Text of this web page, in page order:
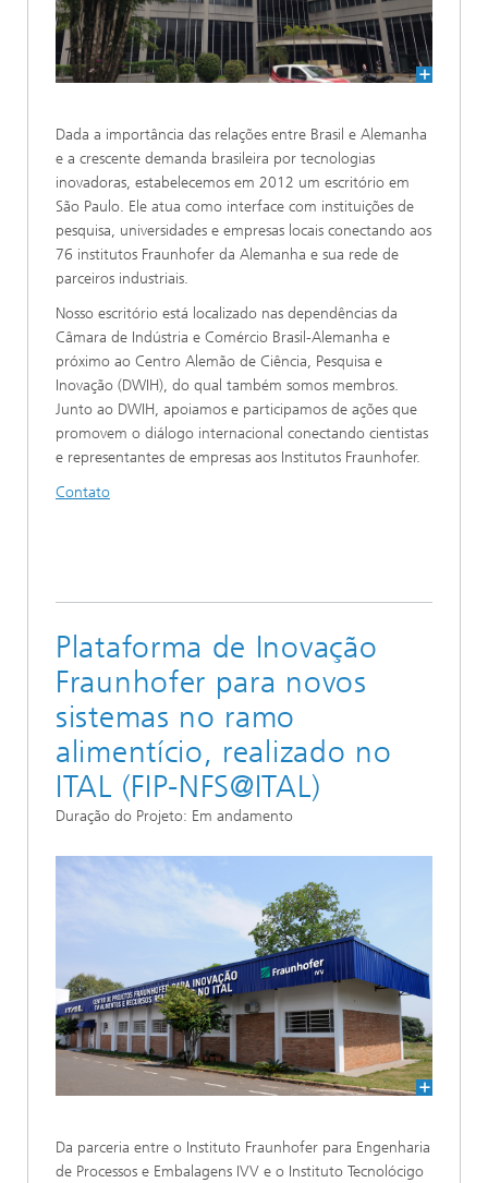
Dada a importância das relações entre Brasil e Alemanha
e a crescente demanda brasileira por tecnologias
inovadoras, estabelecemos em 2012 um escritório em
São Paulo. Ele atua como interface com instituições de
pesquisa, universidades e empresas locais conectando aos
76 institutos Fraunhofer da Alemanha e sua rede de
parceiros industriais.
Nosso escritório está localizado nas dependências da
Câmara de Indústria e Comércio Brasil-Alemanha e
próximo ao Centro Alemão de Ciência, Pesquisa e
Inovação (DWIH), do qual também somos membros.
Junto ao DWIH, apoiamos e participamos de ações que
promovem o diálogo internacional conectando cientistas
e representantes de empresas aos Institutos Fraunhofer.
Contato
Plataforma de Inovação
Fraunhofer para novos
sistemas no ramo
alimentício, realizado no
ITAL (FIP-NFS@ITAL)
Duração do Projeto: Em andamento
Da parceria entre o Instituto Fraunhofer para Engenharia
de Processos e Embalagens IVV e o Instituto Tecnolócigo